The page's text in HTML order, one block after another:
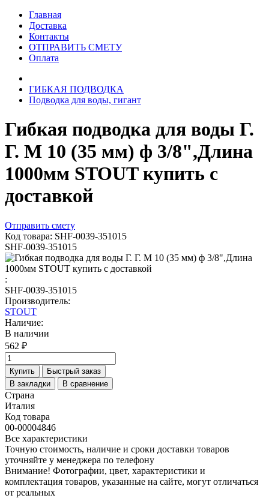
Главная
Доставка
Контакты
ОТПРАВИТЬ СМЕТУ
Оплата
ГИБКАЯ ПОДВОДКА
Подводка для воды, гигант
Гибкая подводка для воды Г.
Г. M 10 (35 мм) ф 3/8",Длина
1000мм STOUT купить с
доставкой
Отправить смету
Код товара: SHF-0039-351015
SHF-0039-351015
:
SHF-0039-351015
Производитель:
STOUT
Наличие:
В наличии
562 ₽
Купить
Быстрый заказ
В закладки
В сравнение
Страна
Италия
Код товара
00-00004846
Все характеристики
Точную стоимость, наличие и сроки доставки товаров
уточняйте у менеджера по телефону
Внимание! Фотографии, цвет, характеристики и
комплектация товаров, указанные на сайте, могут отличаться
от реальных